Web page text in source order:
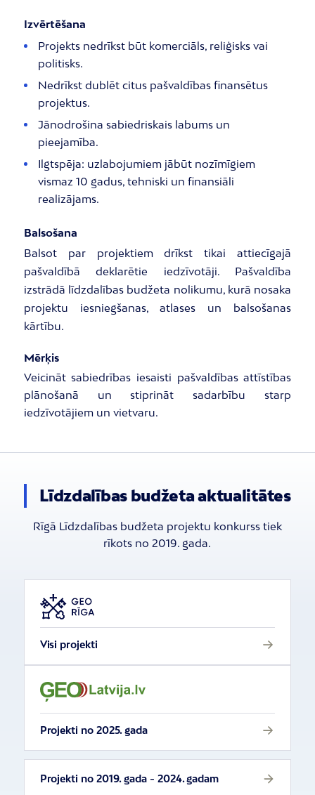
Izvērtēšana
Projekts nedrīkst būt komerciāls, reliģisks vai
politisks.
Nedrīkst dublēt citus pašvaldības finansētus
projektus.
Jānodrošina sabiedriskais labums un
pieejamība.
Ilgtspēja: uzlabojumiem jābūt nozīmīgiem
vismaz 10 gadus, tehniski un finansiāli
realizājams.
Balsošana
Balsot par projektiem drīkst tikai attiecīgajā
pašvaldībā deklarētie iedzīvotāji. Pašvaldība
izstrādā līdzdalības budžeta nolikumu, kurā nosaka
projektu iesniegšanas, atlases un balsošanas
kārtību.
Mērķis
Veicināt sabiedrības iesaisti pašvaldības attīstības
plānošanā un stiprināt sadarbību starp
iedzīvotājiem un vietvaru.
Līdzdalības budžeta aktualitātes
Rīgā Līdzdalības budžeta projektu konkurss tiek
rīkots no 2019. gada.
Visi projekti
Projekti no 2025. gada
Projekti no 2019. gada - 2024. gadam